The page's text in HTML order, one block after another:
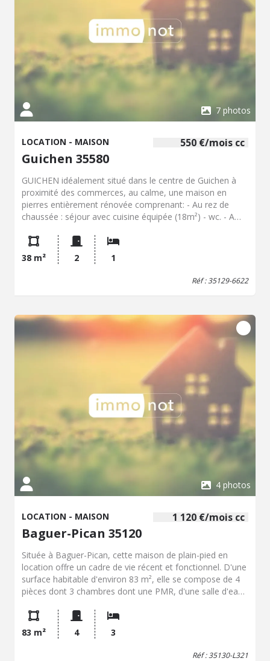
7 photos
550 €/mois cc
LOCATION - MAISON
Guichen 35580
GUICHEN idéalement situé dans le centre de Guichen à
proximité des commerces, au calme, une maison en
pierres entièrement rénovée comprenant: - Au rez de
chaussée : séjour avec cuisine équipée (18m²) - wc. - A
une salle d'eau avec WC - Garage et parking extérieur
privatif Libre de suite Loyer : 550.00 EUR / mois - Dépôt
de garantie : 550.00 EUR - Frais : 612.05 EUR à parfaire
38 m² 2 1
Réf : 35129-6622
4 photos
1 120 €/mois cc
LOCATION - MAISON
Baguer-Pican 35120
Située à Baguer-Pican, cette maison de plain-pied en
location offre un cadre de vie récent et fonctionnel. D'une
surface habitable d'environ 83 m², elle se compose de 4
pièces dont 3 chambres dont une PMR, d'une salle d'eau
circulation et apporte une organisation pratique au
quotidien (accès PMR). Un garage de 14,15 m² complète
l'ensemble, ainsi que 2 places de stationnement. Une
terrasse permet de profiter d'un espace extérieur
83 m² 4 3
Réf : 35130-L321